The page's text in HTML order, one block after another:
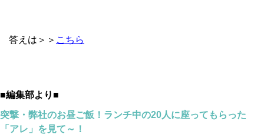
答えは＞＞ こちら
■編集部より■
突撃・弊社のお昼ご飯！ランチ中の20人に座ってもらった
「アレ」を見て～！